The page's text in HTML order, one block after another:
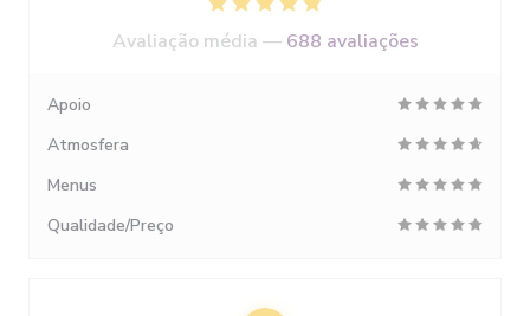
Avaliação média — 688 avaliações
Apoio
Atmosfera
Menus
Qualidade/Preço